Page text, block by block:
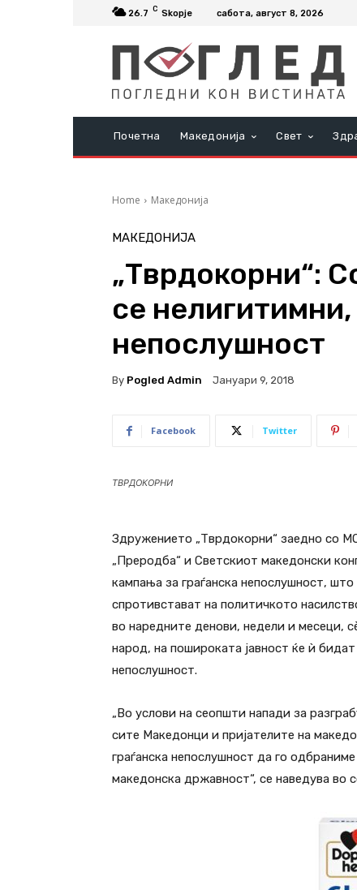
26.7 C Skopje сабота, август 8, 2026
Почетна Македонија Свет
Home Македонија
МАКЕДОНИЈА
„Тврдокорни“:
се нелигитимни,
непослушност
By Pogled Admin Јануари 9, 2018
Facebook Twitter
ТВРДОКОРНИ
Здружението „Тврдокорни“ заедно со
„Преродба“ и Светскиот македонски
кампања за граѓанска непослушност,
спротивстават на политичкото
во наредните денови, недели и месеци,
народ, на пошироката јавност ќе ѝ
непослушност.
„Во услови на сеопшти напади за
сите Македонци и пријателите на
граѓанска непослушност да го
македонска државност“, се наведува во